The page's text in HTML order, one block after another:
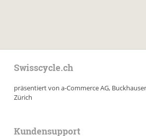
Swisscycle.ch
präsentiert von a-Commerce AG,
Zürich
Kundensupport